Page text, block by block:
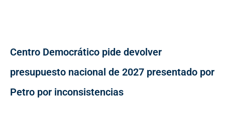
Centro Democrático pide devolver
presupuesto nacional de 2027 presentado por
Petro por inconsistencias